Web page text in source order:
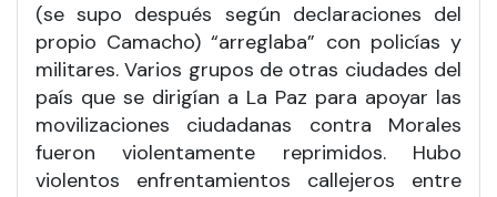
(se supo después según declaraciones del
propio Camacho) “arreglaba” con policías y
militares. Varios grupos de otras ciudades del
país que se dirigían a La Paz para apoyar las
movilizaciones ciudadanas contra Morales
fueron violentamente reprimidos. Hubo
violentos enfrentamientos callejeros entre